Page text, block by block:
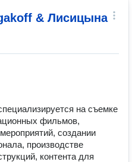
& Лисицына
на съемке
фильмов,
создании
производстве
контента для